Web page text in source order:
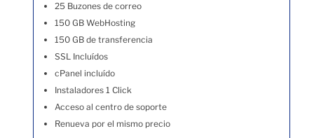
25 Buzones de correo
150 GB WebHosting
150 GB de transferencia
SSL Incluídos
cPanel incluído
Instaladores 1 Click
Acceso al centro de soporte
Renueva por el mismo precio